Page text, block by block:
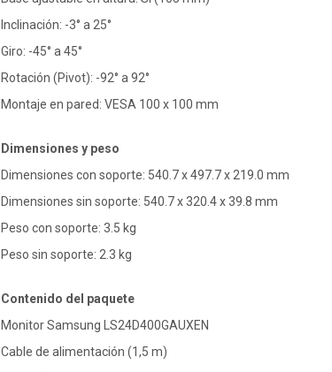
Inclinación: -3° a 25°
Giro: -45° a 45°
Rotación (Pivot): -92° a 92°
Montaje en pared: VESA 100 x 100 mm
Dimensiones y peso
Dimensiones con soporte: 540.7 x 497.7 x 219.0 mm
Dimensiones sin soporte: 540.7 x 320.4 x 39.8 mm
Peso con soporte: 3.5 kg
Peso sin soporte: 2.3 kg
Contenido del paquete
Monitor Samsung LS24D400GAUXEN
Cable de alimentación (1,5 m)